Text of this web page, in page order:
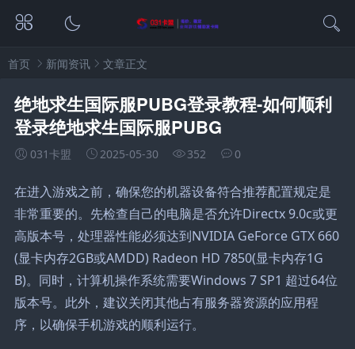
首页 新闻资讯 文章正文
绝地求生国际服PUBG登录教程-如何顺利
登录绝地求生国际服PUBG
031卡盟 2025-05-30 352 0
在进入游戏之前，确保您的机器设备符合推荐配置规定是
非常重要的。先检查自己的电脑是否允许Directx 9.0c或更
高版本号，处理器性能必须达到NVIDIA GeForce GTX 660
(显卡内存2GB或AMDD) Radeon HD 7850(显卡内存1G
B)。同时，计算机操作系统需要Windows 7 SP1 超过64位
版本号。此外，建议关闭其他占有服务器资源的应用程
序，以确保手机游戏的顺利运行。